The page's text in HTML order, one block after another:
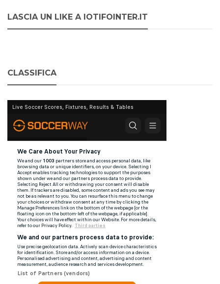
LASCIA UN LIKE A IOTIFOINTER.IT
CLASSIFICA